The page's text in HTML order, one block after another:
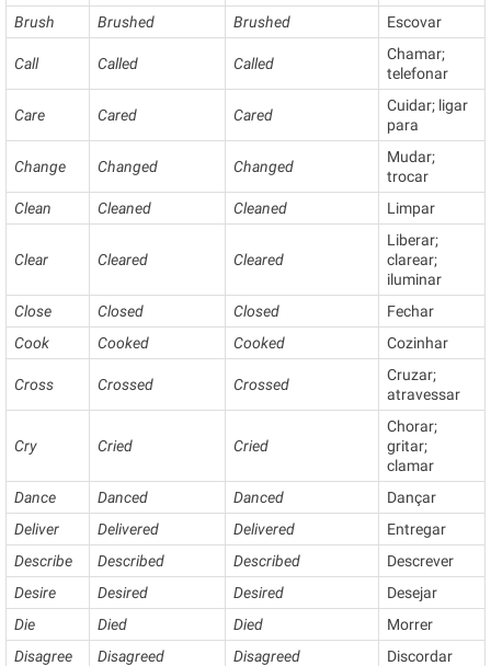
Brush
Brushed Brushed Escovar
Call Called Called
Chamar;
telefonar
Care Cared Cared
Cuidar; ligar
para
Change Changed Changed
Mudar;
trocar
Clean
Cleaned Cleaned Limpar
Clear Cleared Cleared
Liberar;
clarear;
iluminar
Close
Closed Closed
Fechar
Cook
Cooked Cooked Cozinhar
Cross Crossed Crossed
Cruzar;
atravessar
Cry Cried Cried
Chorar;
gritar;
clamar
Dance
Danced Danced
Dançar
Deliver
Delivered Delivered
Entregar
Describe
Described Described
Descrever
Desire
Desired Desired
Desejar
Die
Died Died
Morrer
Disagree
Disagreed Disagreed
Discordar